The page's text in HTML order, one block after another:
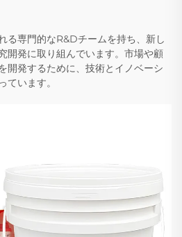
る専門的なR&Dチームを持ち、新し
開発に取り組んでいます。市場や顧
開発するために、技術とイノベーシ
ています。